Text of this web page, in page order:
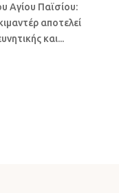
Αγίου Παϊσίου:
αποτελεί
και...